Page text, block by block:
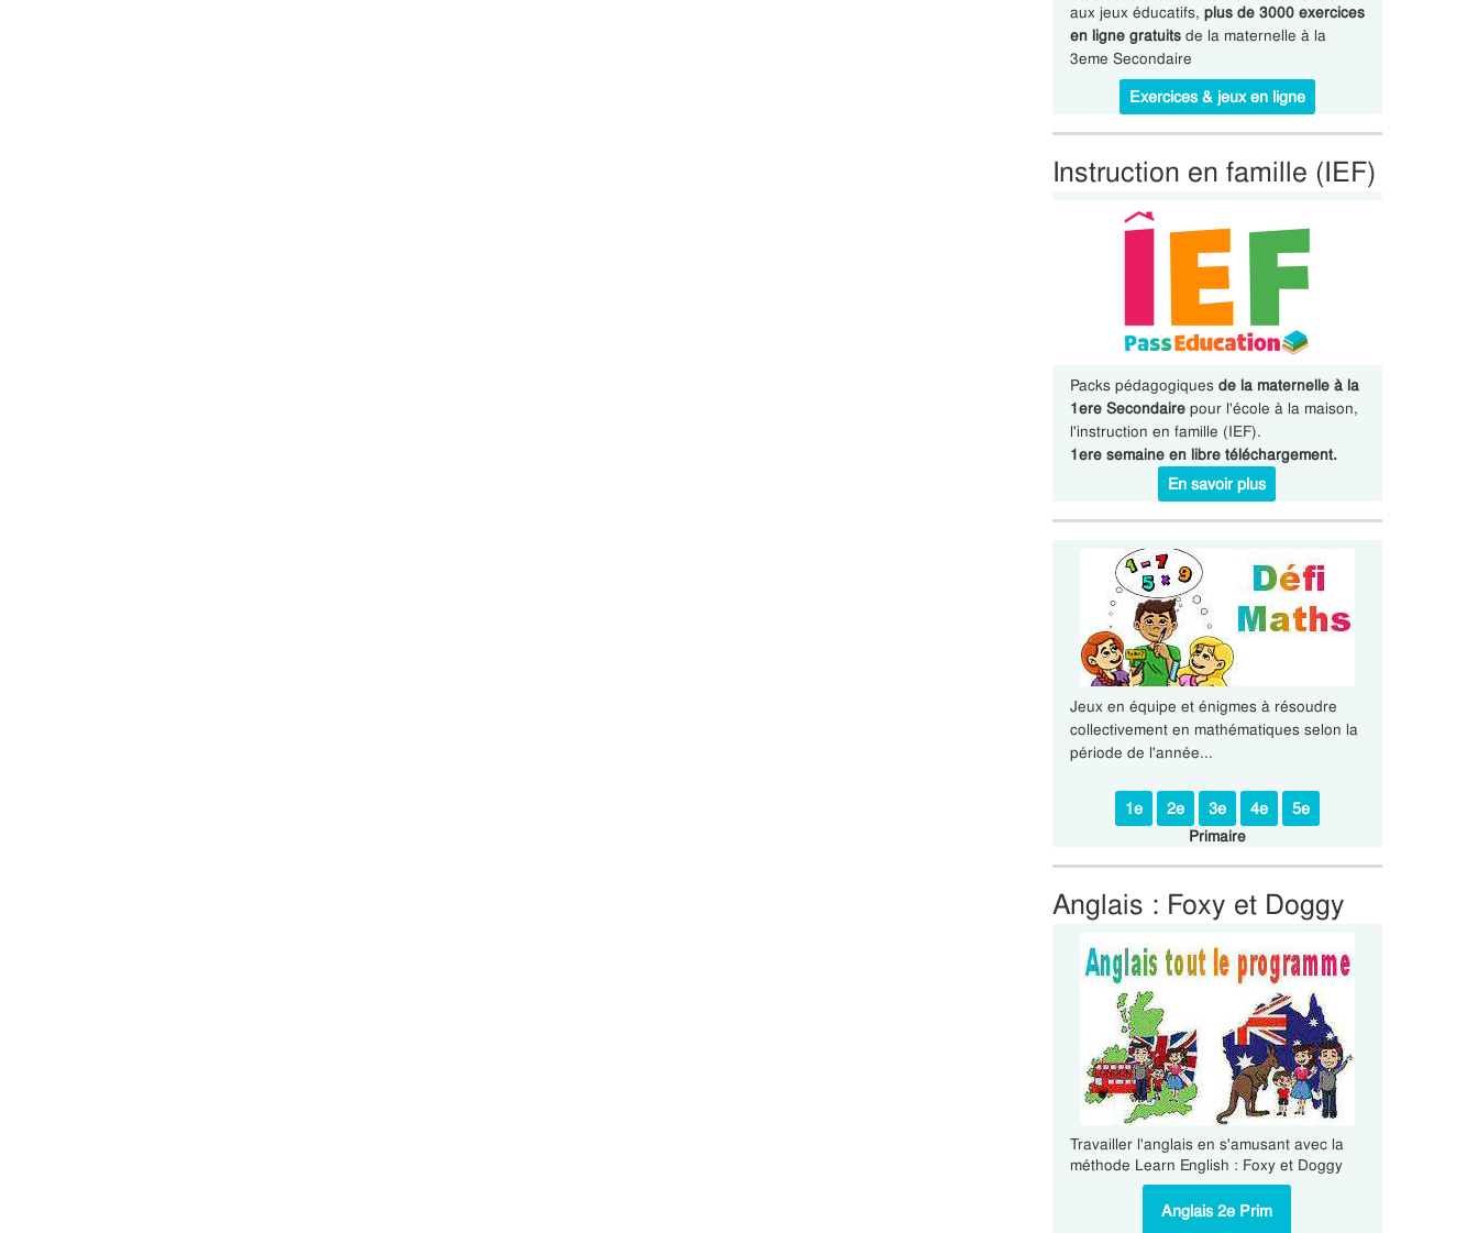
aux jeux éducatifs, plus de 3000 exercices
en ligne gratuitsde la maternelle à la
3eme Secondaire
Exercices & jeux en ligne
Instruction en famille (IEF)
Packs pédagogiques de la maternelle à la
1ere Secondairepour l'école à la maison,
l'instruction en famille (IEF).
1ere semaine en libre téléchargement.
En savoir plus
Jeux en équipe et énigmes à résoudre
collectivement en mathématiques selon la
période de l'année...
1e 2e 3e 4e
5e
Primaire
Anglais : Foxy et Doggy
Travailler l'anglais en s'amusant avec la
méthode Learn English : Foxy et Doggy
Anglais 2e Prim